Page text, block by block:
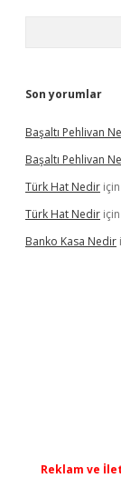
Son yorumlar
Başaltı Pehlivan
Başaltı Pehlivan
Türk Hat Nedir için
Türk Hat Nedir için
Banko Kasa Nedir
Reklam ve